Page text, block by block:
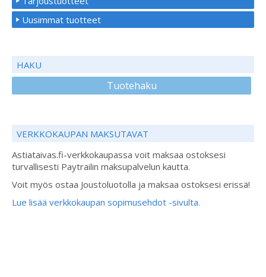
Uusimmat tuotteet
HAKU
Tuotehaku
VERKKOKAUPAN MAKSUTAVAT
Astiataivas.fi-verkkokaupassa voit maksaa ostoksesi
turvallisesti Paytrailin maksupalvelun kautta.
Voit myös ostaa Joustoluotolla ja maksaa ostoksesi erissä!
Lue lisää verkkokaupan sopimusehdot -sivulta.